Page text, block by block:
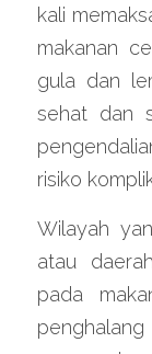
kali
makanan
gula dan
sehat dan
risiko
Wilayah
atau
pada